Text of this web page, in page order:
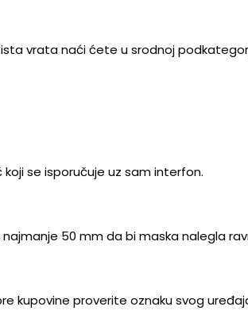
vrata naći ćete u srodnoj
se isporučuje uz sam interfon.
50 mm da bi maska nalegla
kupovine proverite oznaku svog